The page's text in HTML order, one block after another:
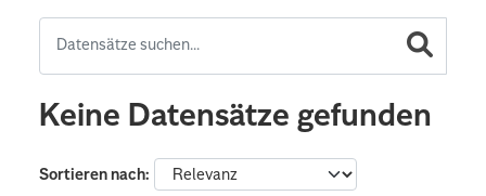
Keine Datensätze gefunden
Sortieren nach